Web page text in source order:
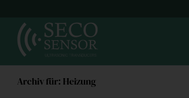
Archiv für: Heizung